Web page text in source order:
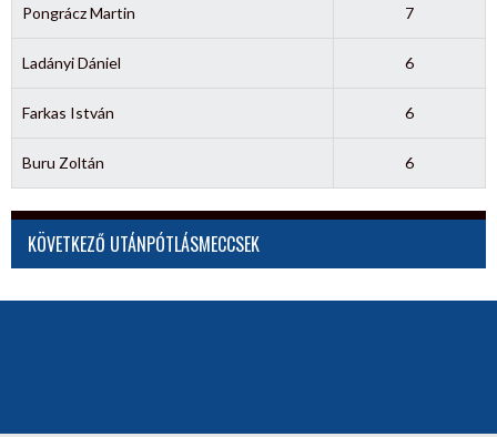
Pongrácz Martin 7
Ladányi Dániel 6
Farkas István 6
Buru Zoltán 6
KÖVETKEZŐ UTÁNPÓTLÁSMECCSEK